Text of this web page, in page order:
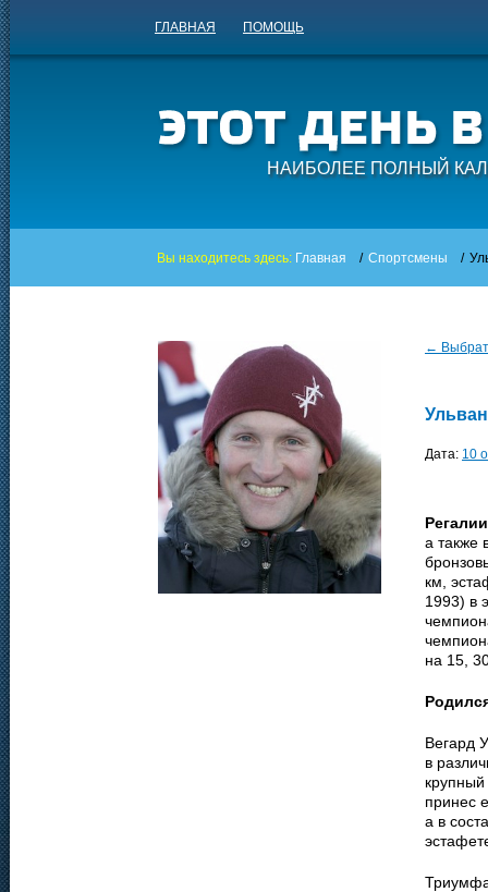
ГЛАВНАЯ ПОМОЩЬ
НАИБОЛЕЕ ПОЛНЫЙ
Вы находитесь здесь: Главная / Спортсмены /
←
Дата: 10
а также
км,
1993) в
на 15,
Вегард
в
принес
а в